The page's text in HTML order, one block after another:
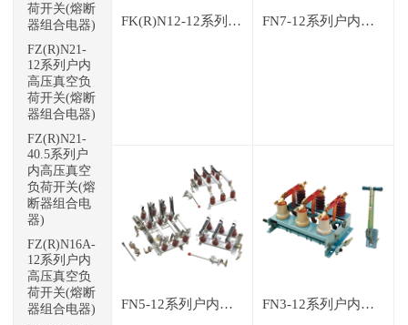
荷开关(熔断
器组合电器)
FZ(R)N21-
12系列户内
高压真空负
荷开关(熔断
器组合电器)
FZ(R)N21-
40.5系列户
内高压真空
负荷开关(熔
断器组合电
器)
FZ(R)N16A-
12系列户内
高压真空负
荷开关(熔断
器组合电器)
FK(R)N12-12系列户内高压压气式负荷开关(熔断器组合电器) FN7-12系列户内交流高压负荷开关
FN5-12系列户内交流高压负荷开关 FN3-12系列户内交流高压负荷开关